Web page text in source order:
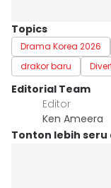
Topics
Drama Korea 2026
drakor baru
Editorial Team
Editor
Ken Ameera
Tonton lebih seru